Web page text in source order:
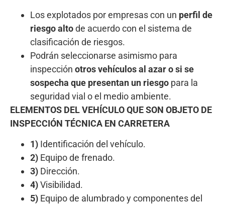
Los explotados por empresas con un perfil de
riesgo altode acuerdo con el sistema de
clasificación de riesgos.
Podrán seleccionarse asimismo para
inspección otros vehículos al azar o si se
sospecha que presentan un riesgo para la
seguridad vial o el medio ambiente.
ELEMENTOS DEL VEHÍCULO QUE SON OBJETO DE
INSPECCIÓN TÉCNICA EN CARRETERA
1) Identificación del vehículo.
2) Equipo de frenado.
3) Dirección.
4)Visibilidad.
5) Equipo de alumbrado y componentes del